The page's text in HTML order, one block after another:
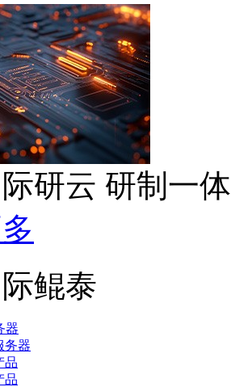
研云 研制一
鲲泰
器
务器
品
品